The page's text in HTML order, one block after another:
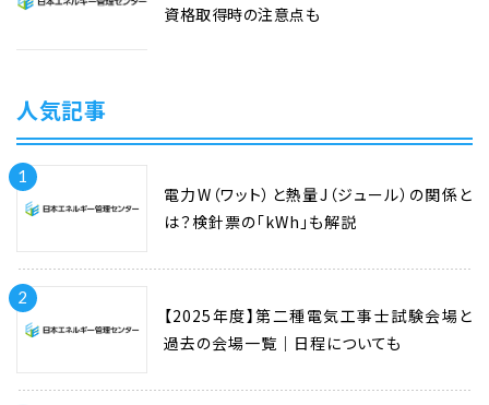
資格取得時の注意点も
人気記事
1
電力W（ワット）と熱量J（ジュール）の関係と
は？検針票の「kWh」も解説
2
【2025年度】第二種電気工事士試験会場と
過去の会場一覧｜日程についても